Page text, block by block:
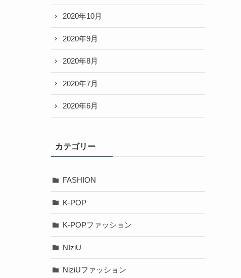
2020年10月
2020年9月
2020年8月
2020年7月
2020年6月
カテゴリー
FASHION
K-POP
K-POPファッション
NIziU
NiziUファッション